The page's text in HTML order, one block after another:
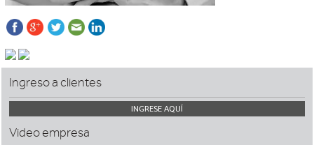
Ingreso a clientes
INGRESE AQUÍ
Video empresa